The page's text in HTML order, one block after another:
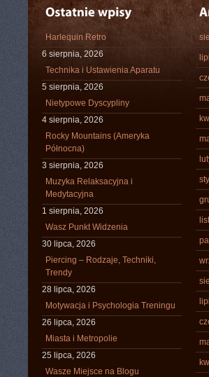
Harlequin Retro
6 sierpnia, 2026
Technika i Ustawienia Aparatu
5 sierpnia, 2026
Nietypowe Dyscypliny
4 sierpnia, 2026
Rocky Mountains (Ameryka
Północna)
3 sierpnia, 2026
Muzyka Relaksacyjna i
Medytacyjna
1 sierpnia, 2026
Wasz Punkt Widzenia
30 lipca, 2026
Piercing – Rodzaje, Techniki,
Trendy
28 lipca, 2026
Motywacja i Psychologia Treningu
26 lipca, 2026
Miasta i Metropolie
25 lipca, 2026
Wasze Miejsce na Blogu